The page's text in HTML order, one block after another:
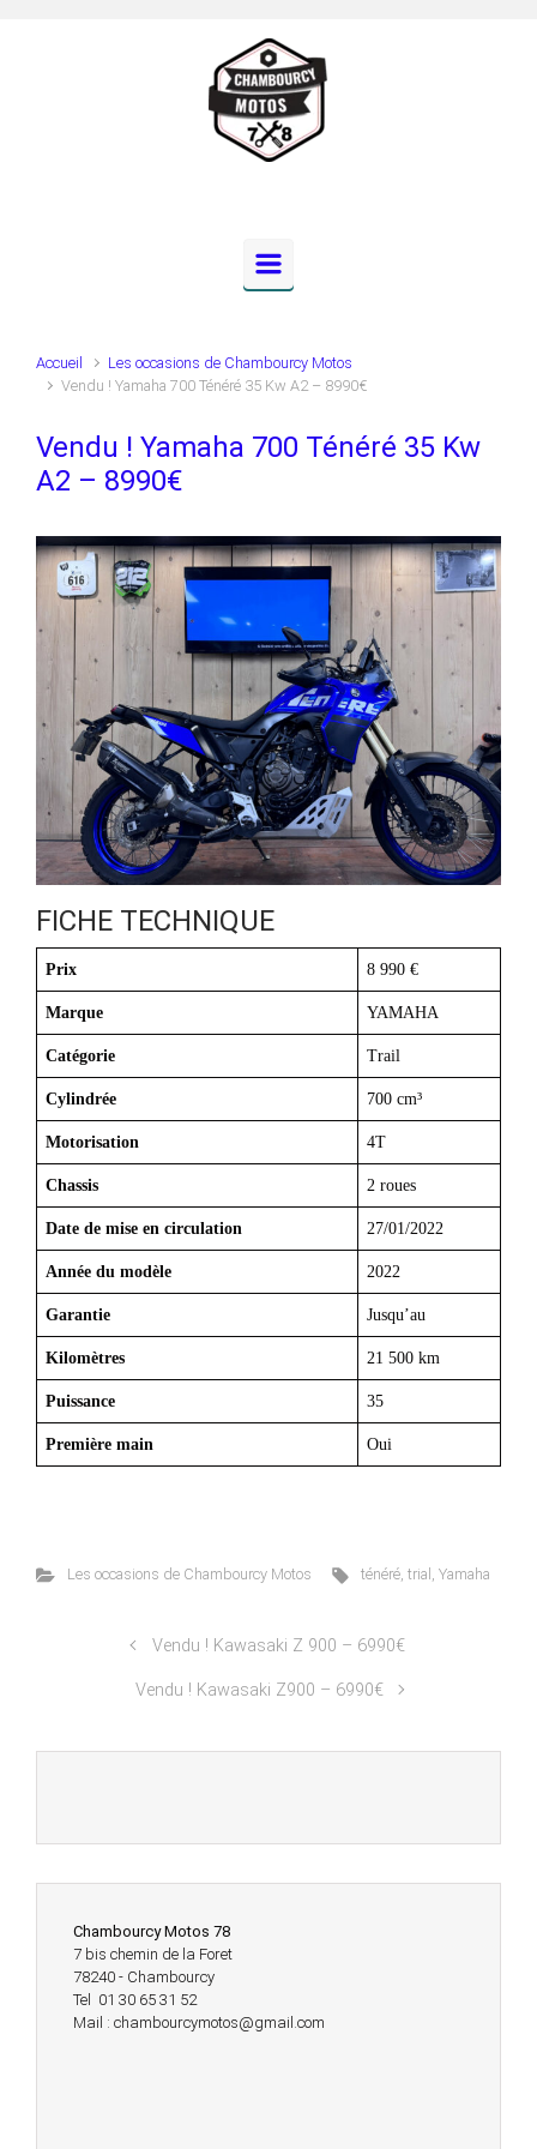
Accueil
Les occasions de Chambourcy Motos
Vendu ! Yamaha 700 Ténéré 35 Kw A2 – 8990€
Vendu ! Yamaha 700 Ténéré 35 Kw
A2 – 8990€
FICHE TECHNIQUE
Prix 8 990 €
Marque YAMAHA
Catégorie Trail
Cylindrée 700 cm³
Motorisation 4T
Chassis 2 roues
Date de mise en circulation 27/01/2022
Année du modèle 2022
Garantie Jusqu’au
Kilomètres 21 500 km
Puissance 35
Première main Oui
Les occasions de Chambourcy Motos ténéré,trial ,Yamaha
Vendu ! Kawasaki Z 900 – 6990€
Vendu ! Kawasaki Z900 – 6990€
Chambourcy Motos 78
7 bis chemin de la Foret
78240 - Chambourcy
Tel 01 30 65 31 52
Mail : chambourcymotos@gmail.com